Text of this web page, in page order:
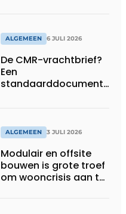
ALGEMEEN 6 JULI 2026
De CMR-vrachtbrief?
Een
standaarddocument
ALGEMEEN 3 JULI 2026
Modulair en offsite
bouwen is grote troef
om wooncrisis aan te